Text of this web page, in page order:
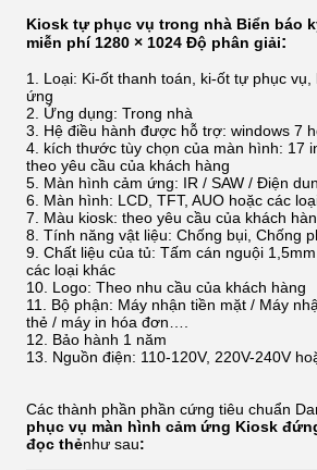
Kiosk tự phục vụ trong nhà Biển báo
miễn phí 1280 × 1024 Độ phân giải:
Loại: Ki-ốt thanh toán, ki-ốt tự phục
ứng
Ứng dụng: Trong nhà
Hệ điều hành được hỗ trợ: windows 7
kích thước tùy chọn của màn hình: 17
theo yêu cầu của khách hàng
Màn hình cảm ứng: IR / SAW / Điện
Màn hình: LCD, TFT, AUO hoặc các
Màu kiosk: theo yêu cầu của khách
Tính năng vật liệu: Chống bụi, Chống
Chất liệu của tủ: Tấm cán nguội
các loại khác
Logo: Theo nhu cầu của khách hàng
Bộ phận: Máy nhận tiền mặt / Máy
thẻ / máy in hóa đơn….
Bảo hành 1 năm
Nguồn điện: 110-120V, 220V-240V
Các thành phần phần cứng tiêu chuẩn
phục vụ màn hình cảm ứng Kiosk
đọc thẻnhư sau: